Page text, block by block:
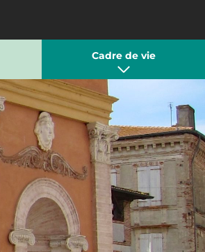
Cadre de vie